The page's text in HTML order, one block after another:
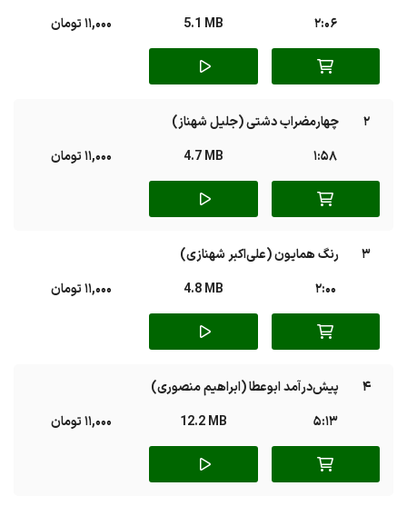
2:06
5.1 MB 11,000 تومان
2
چهارمضراب دشتی (جلیل شهناز)
1:58
4.7 MB 11,000 تومان
3
رنگ همایون (علی‌اکبر شهنازی)
2:00
4.8 MB 11,000 تومان
4
پیش‌درآمد ابوعطا (ابراهیم منصوری)
5:13
12.2 MB 11,000 تومان